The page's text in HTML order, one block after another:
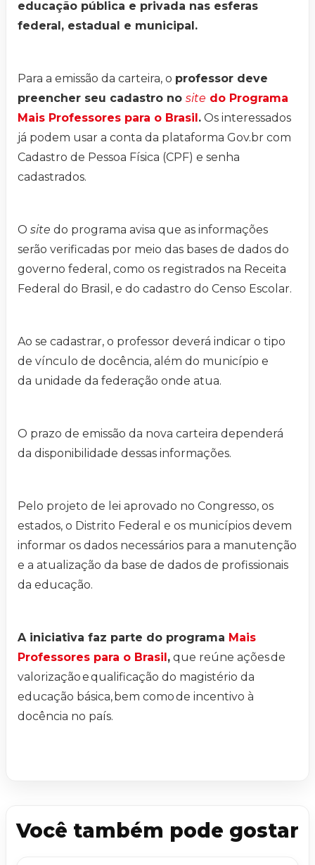
educação pública e privada nas esferas
federal, estadual e municipal.
Para a emissão da carteira, o professor deve
preencher seu cadastro no site do Programa
Mais Professores para o Brasil . Os interessados
já podem usar a conta da plataforma Gov.br com
Cadastro de Pessoa Física (CPF) e senha
cadastrados.
O site do programa avisa que as informações
serão verificadas por meio das bases de dados do
governo federal, como os registrados na Receita
Federal do Brasil, e do cadastro do Censo Escolar.
Ao se cadastrar, o professor deverá indicar o tipo
de vínculo de docência, além do município e
da unidade da federação onde atua.
O prazo de emissão da nova carteira dependerá
da disponibilidade dessas informações.
Pelo projeto de lei aprovado no Congresso, os
estados, o Distrito Federal e os municípios devem
informar os dados necessários para a manutenção
e a atualização da base de dados de profissionais
da educação.
A iniciativa faz parte do programa Mais
Professores para o Brasil , que reúne ações de
valorização e qualificação do magistério da
educação básica, bem como de incentivo à
docência no país.
Você também pode gostar